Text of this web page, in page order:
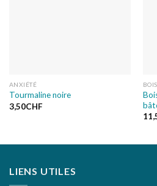
ANXIÉTÉ
Tourmaline noire
3,50CHF
BOIS
LIENS UTILES